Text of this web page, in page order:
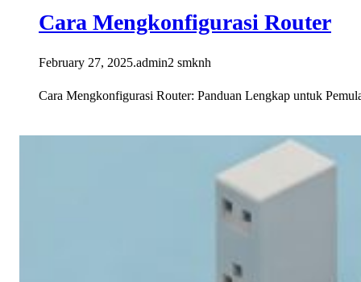
Cara Mengkonfigurasi Router
February 27, 2025.admin2 smknh
Cara Mengkonfigurasi Router: Panduan Lengkap untuk